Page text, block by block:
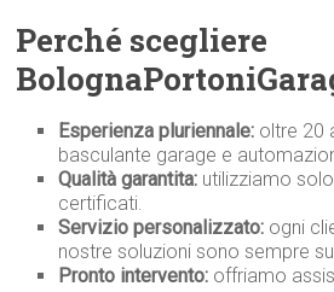
Perché scegliere
Esperienza pluriennale: oltre 20
basculante garage e
Qualità garantita: utilizziamo
certificati.
Servizio personalizzato: ogni
nostre soluzioni sono sempre
Pronto intervento: offriamo